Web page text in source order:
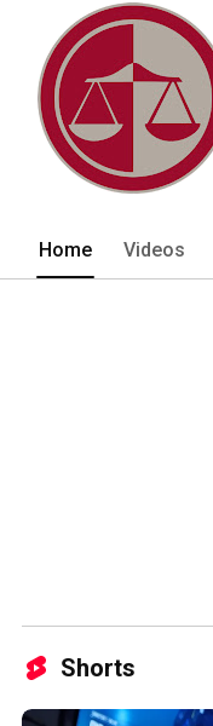
Home Videos
Shorts